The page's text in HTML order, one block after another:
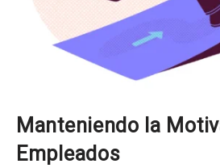
Manteniendo la
Empleados